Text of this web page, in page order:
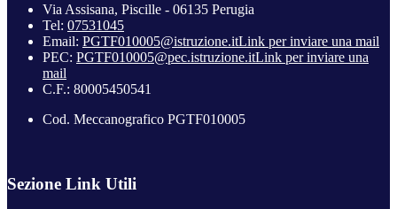
Via Assisana, Piscille - 06135 Perugia
Tel: 07531045
Email: PGTF010005@istruzione.itLink per inviare una mail
PEC: PGTF010005@pec.istruzione.itLink per inviare una
mail
C.F.: 80005450541
Cod. Meccanografico PGTF010005
Sezione Link Utili